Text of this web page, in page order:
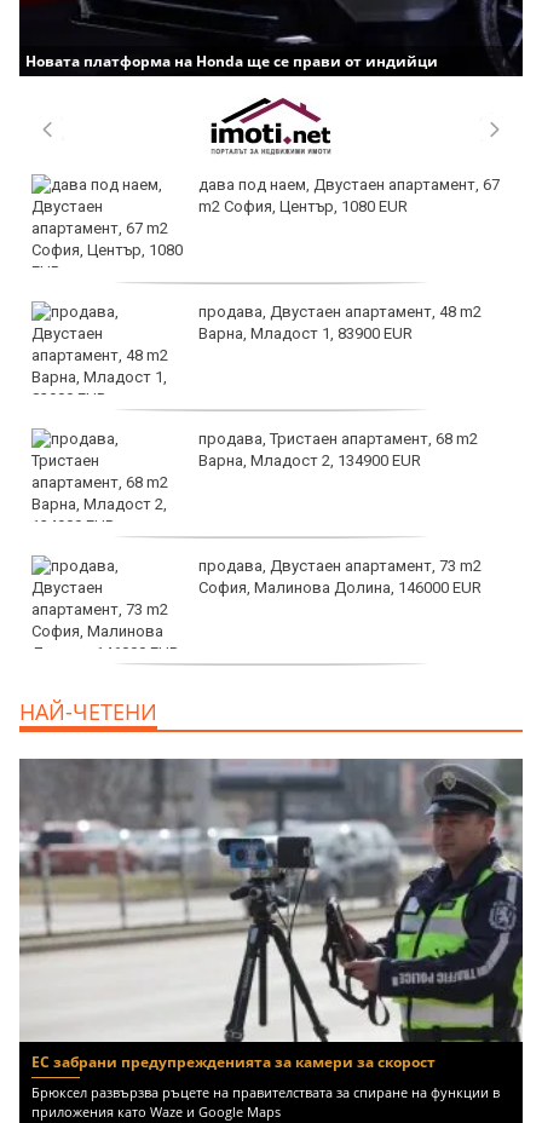
Новата платформа на Honda ще се прави от индийци
дава под наем, Двустаен апартамент, 67
m2 София, Център, 1080 EUR
продава, Двустаен апартамент, 48 m2
Варна, Младост 1, 83900 EUR
продава, Тристаен апартамент, 68 m2
Варна, Младост 2, 134900 EUR
продава, Двустаен апартамент, 73 m2
София, Малинова Долина, 146000 EUR
НАЙ-ЧЕТЕНИ
ЕС забрани предупрежденията за камери за скорост
Брюксел развързва ръцете на правителствата за спиране на функции в
приложения като Waze и Google Maps